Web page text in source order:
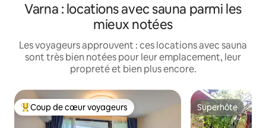
Varna : locations avec sauna parmi les
mieux notées
Les voyageurs approuvent : ces locations avec sauna
sont très bien notées pour leur emplacement, leur
propreté et bien plus encore.
Coups de cœur voyageurs les plus appréciés
Coup de cœur voyageurs Superhôte
Superhôte